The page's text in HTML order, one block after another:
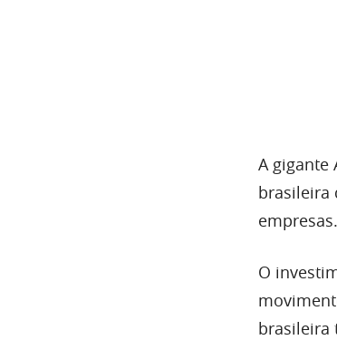
A gigante
brasileira
empresas.
O
brasileira